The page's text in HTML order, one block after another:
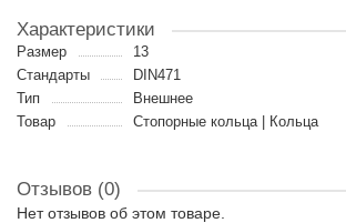
Характеристики
Размер
13
Стандарты
DIN471
Тип
Внешнее
Товар
Стопорные кольца | Кольца
Отзывов (0)
Нет отзывов об этом товаре.